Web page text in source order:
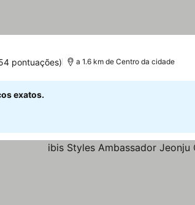
pontuações) a 1.6 km de Centro da cidade
exatos.